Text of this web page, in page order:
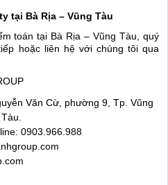
tại Bà Rịa – Vũng Tàu
toán tại Bà Rịa – Vũng Tàu, quý
hoặc liên hệ với chúng tôi qua
Văn Cừ, phường 9, Tp. Vũng
0903.966.988